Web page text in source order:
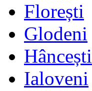
Florești
Glodeni
Hâncești
Ialoveni